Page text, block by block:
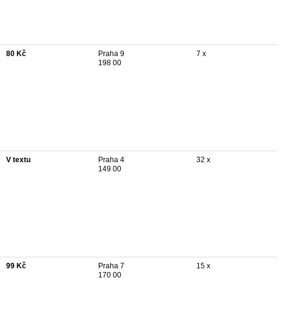
80 Kč
Praha 9
198 00
7 x
V textu
Praha 4
149 00
32 x
99 Kč
Praha 7
170 00
15 x